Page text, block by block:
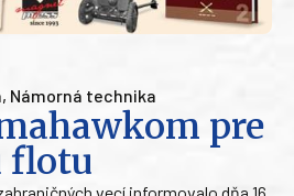
, Námorná technika
pre
flotu